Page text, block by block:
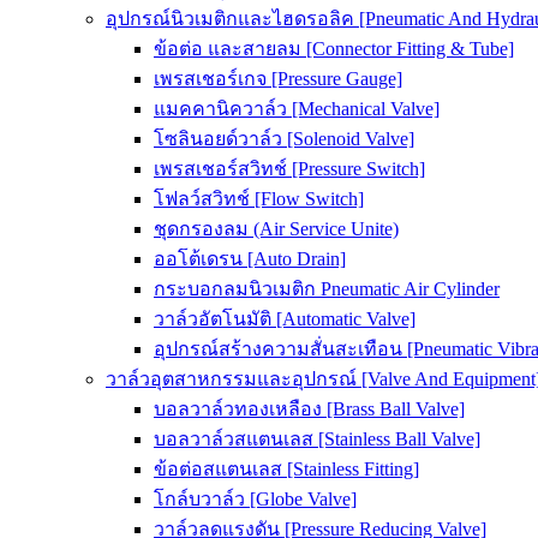
อุปกรณ์นิวเมติกและไฮดรอลิค [Pneumatic And
ข้อต่อ และสายลม [Connector Fitting & Tube]
เพรสเชอร์เกจ [Pressure Gauge]
แมคคานิควาล์ว [Mechanical Valve]
โซลินอยด์วาล์ว [Solenoid Valve]
เพรสเชอร์สวิทช์ [Pressure Switch]
โฟลว์สวิทช์ [Flow Switch]
ชุดกรองลม (Air Service Unite)
ออโต้เดรน [Auto Drain]
กระบอกลมนิวเมติก Pneumatic Air Cylinder
วาล์วอัตโนมัติ [Automatic Valve]
อุปกรณ์สร้างความสั่นสะเทือน [Pneumatic
วาล์วอุตสาหกรรมและอุปกรณ์ [Valve And
บอลวาล์วทองเหลือง [Brass Ball Valve]
บอลวาล์วสแตนเลส [Stainless Ball Valve]
ข้อต่อสแตนเลส [Stainless Fitting]
โกล์บวาล์ว [Globe Valve]
วาล์วลดแรงดัน [Pressure Reducing Valve]